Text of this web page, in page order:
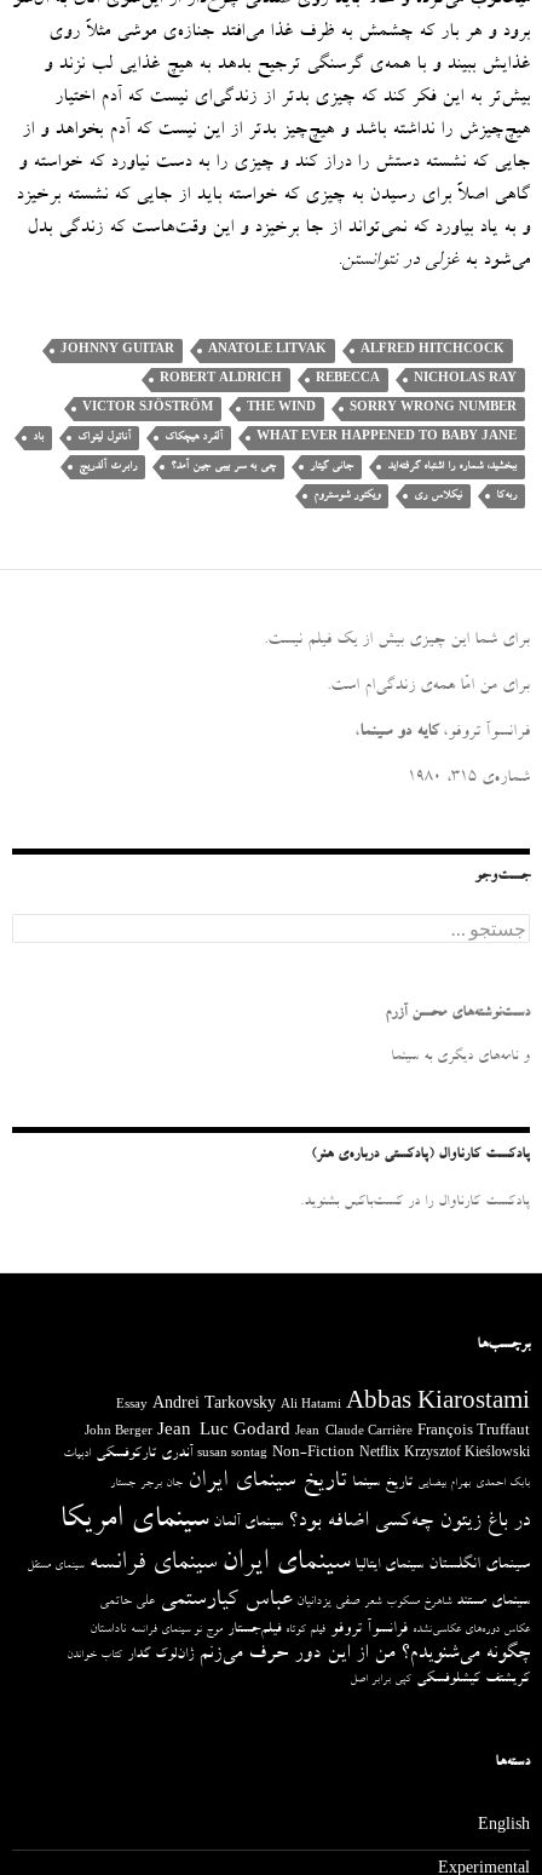
برود و هر بار که چشمش به ظرف غذا می‌افتد جنازه‌ی موشی مثلاً روی
غذایش ببیند و با همه‌ی گرسنگی ترجیح بدهد به هیچ غذایی لب نزند و
بیش‌تر به این فکر کند که چیزی بدتر از زندگی‌ای نیست که آدم اختیار
هیچ‌چیزش را نداشته باشد و هیچ‌چیز بدتر از این نیست که آدم بخواهد و از
جایی که نشسته دستش را دراز کند و چیزی را به دست نیاورد که خواسته و
گاهی اصلاً برای رسیدن به چیزی که خواسته باید از جایی که نشسته برخیزد
و به یاد بیاورد که نمی‌تواند از جا برخیزد و این وقت‌هاست که زندگی بدل
می‌شود بهغزلی در نتوانستن.
ALFRED HITCHCOCK
ANATOLE LITVAK
JOHNNY GUITAR
NICHOLAS RAY
REBECCA
ROBERT ALDRICH
SORRY WRONG NUMBER
THE WIND
VICTOR SJÖSTRÖM
WHAT EVER HAPPENED TO BABY JANE آلفرد هیچکاک آناتول لیتواک باد
ببخشید، شماره را اشتباه گرفته‌اید جانی گیتار چی به سر بیبی جین آمد؟ رابرت آلدریچ
ربه‌کا نیکلاس ری ویکتور شوستروم
برای شما این چیزی بیش از یک فیلم نیست.
برای من امّا همه‌ی زندگی‌ام است.
فرانسوآ تروفو،کایه دو سینما،
شماره‌ی ۳۱۵، ۱۹۸۰
جست‌وجو
س
و
ر
دست‌نوشته‌های محسن آزرم
و نامه‌‌های دیگری به سینما
پادکست کارناوال (پادکستی درباره‌ی هنر)
پادکست کارناوال را در کست‌باکس بشنوید.
برچسب‌ها
Abbas Kiarostami
Ali Hatami
Andrei Tarkovsky
Essay
François Truffaut
Jean-Claude Carrière
Jean-Luc Godard
John Berger
Krzysztof Kieślowski
Netflix
Non-Fiction
susan sontag آندری تارکوفسکی ادبیات
بابک احمدی بهرام بیضایی تاریخ سینما تاریخ سینمای ایران جان برجر جستار
در باغ زیتون چه‌کسی اضافه بود؟ سینمای آلمان سینمای امریکا
سینمای انگلستان سینمای ایتالیا سینمای ایران سینمای فرانسه سینمای مستقل
سینمای مستند شاهرخ مسکوب شعر صفی یزدانیان عباس کیارستمی علی حاتمی
عکاس دوره‌های عکاسی‌نشده فرانسوآ تروفو فیلم کوتاه فیلم‌جستار موج نو سینمای فرانسه ناداستان
چگونه می‌شنویدم؟ من از این دور حرف می‌زنم ژان‌لوک گدار کتاب خواندن
کریشتف کیشلوفسکی کپی برابر اصل
دسته‌ها
English
Experimental